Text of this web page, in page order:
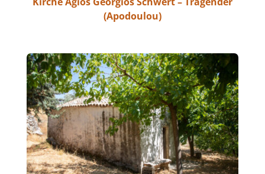
(Apodoulou)